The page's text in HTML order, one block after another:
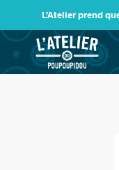
L’Atelier prend